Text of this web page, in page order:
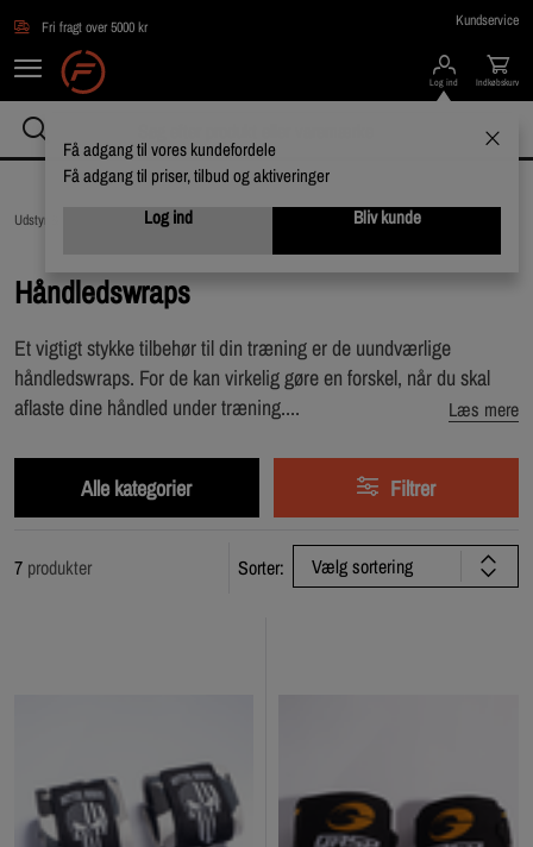
Fri fragt over 5000 kr Kundservice
Log ind
Få adgang til vores kundefordele
Få adgang til priser, tilbud og aktiveringer
Log ind
Bliv kunde
Indkøbskurv
Udstyr & Tilbehør / Træningsudstyr /
Håndledswraps
Et vigtigt stykke tilbehør til din træning er de uundværlige
håndledswraps. For de kan virkelig gøre en forskel, når du skal
aflaste dine håndled under træning....
Læs mere
Alle kategorier Filtrer
7 produkter Sorter: Vælg sortering